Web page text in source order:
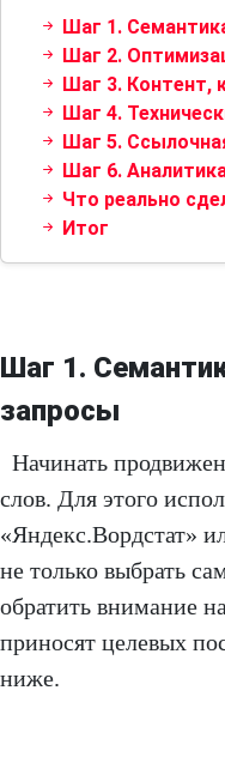
Шаг 1.
Шаг 2.
Шаг 3. Контент,
Шаг 4.
Шаг 5.
Шаг 6.
Что реально
Итог
Шаг 1.
запросы
Начинать
слов. Для этого
«Яндекс.Вордстат»
не только выбрать
обратить внимание
приносят целевых
ниже.